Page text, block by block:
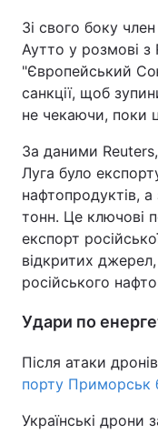
Зі свого боку
Аутто у розмові з
"Європейський
санкції, щоб
не чекаючи, поки
За даними
Луга було
нафтопродуктів,
тонн. Це ключові
експорт
відкритих
російського
Удари по
Після атаки дронів
порту Приморськ
Українські дрони